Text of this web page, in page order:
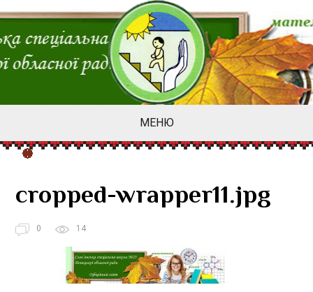
МЕНЮ
cropped-wrapper11.jpg
0 14